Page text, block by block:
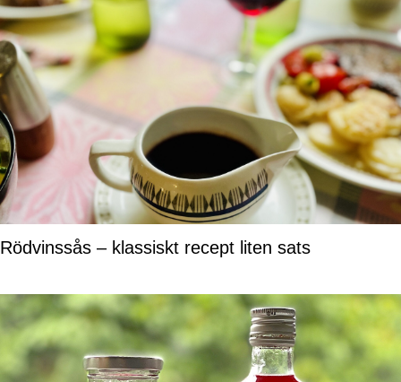
Rödvinssås – klassiskt recept liten sats